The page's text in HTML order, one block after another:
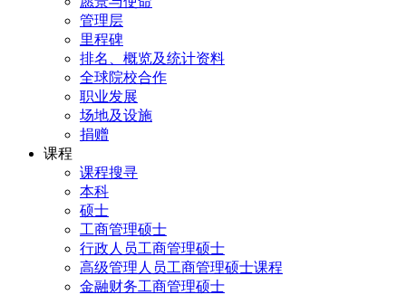
管理层
里程碑
排名、概览及统计资料
全球院校合作
职业发展
场地及设施
捐赠
课程
课程搜寻
本科
硕士
工商管理硕士
行政人员工商管理硕士
高级管理人员工商管理硕士课程
金融财务工商管理硕士